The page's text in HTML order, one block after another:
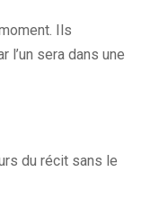
Ils
sera dans une
du récit sans le